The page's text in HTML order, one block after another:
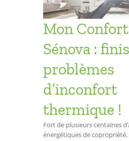
Mon
Sénova :
problèmes
d’inconfort
thermique !
Fort de plusieurs centaines
énergétiques de copropriété,